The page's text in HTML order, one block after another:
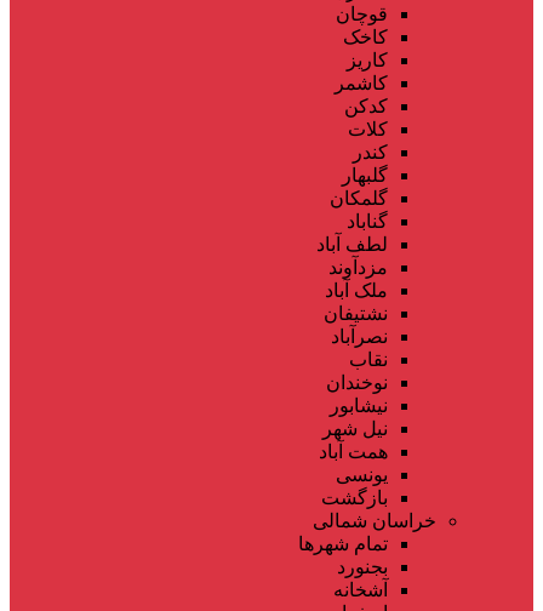
قوچان
کاخک
کاریز
کاشمر
کدکن
کلات
کندر
گلبهار
گلمکان
گناباد
لطف آباد
مزدآوند
ملک آباد
نشتیفان
نصرآباد
نقاب
نوخندان
نیشابور
نیل شهر
همت آباد
یونسی
بازگشت
خراسان شمالی
تمام شهر‌ها
بجنورد
آشخانه